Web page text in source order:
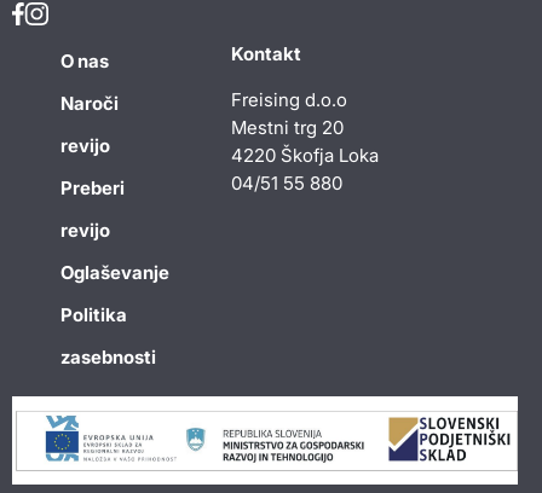
O nas
Naroči
revijo
Preberi
revijo
Oglaševanje
Politika
zasebnosti
Kontakt
Freising d.o.o
Mestni trg 20
4220 Škofja Loka
04/51 55 880